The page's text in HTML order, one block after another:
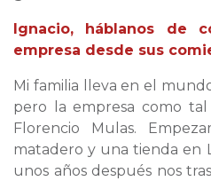
Ignacio, háblanos de
empresa desde sus
Mi familia lleva en el
pero la empresa como
Florencio Mulas.
matadero y una tienda en
unos años después nos